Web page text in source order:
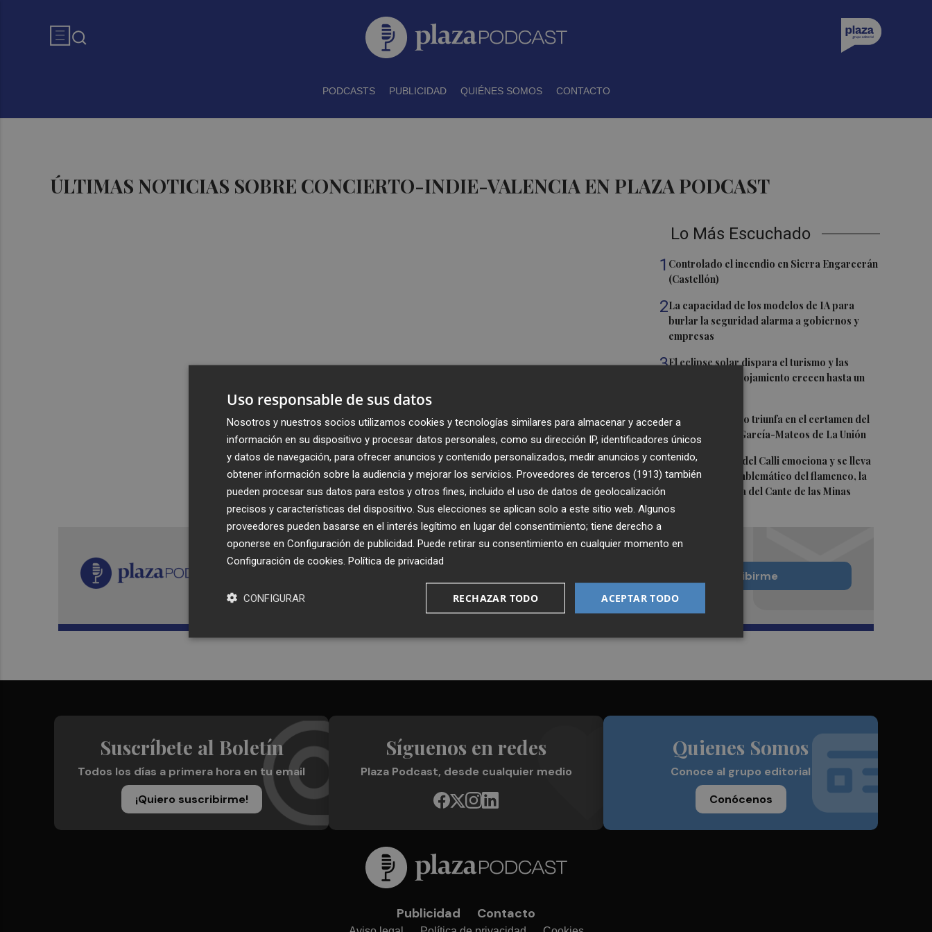
PODCASTS PUBLICIDAD QUIÉNES SOMOS CONTACTO
ÚLTIMAS NOTICIAS SOBRE CONCIERTO-INDIE-VALENCIA EN PLAZA PODCAST
Lo Más Escuchado
1 Controlado el incendio en Sierra Engarcerán
(Castellón)
2La capacidad de los modelos de IA para
burlar la seguridad alarma a gobiernos y
empresas
3El eclipse solar dispara el turismo y las
búsquedas de alojamiento crecen hasta un
4El cubano Papillo triunfa en el certamen del
Trovo Pascual García-Mateos de La Unión
5El cantaor Rafa del Calli emociona y se lleva
el trofeo más emblemático del flamenco, la
Lámpara Minera del Cante de las Minas
Recibe toda la actualidad de
Plaza Podcast en tu correo
Quiero suscribirme
Suscríbete al Boletín
Todos los días a primera hora en tu email
¡Quiero suscribirme!
Síguenos en redes
Plaza Podcast, desde cualquier medio
Quienes Somos
Conoce al grupo editorial
Conócenos
Publicidad Contacto
Uso responsable de sus datos
Nosotros y nuestros socios utilizamos cookies y tecnologías similares para almacenar y acceder a
información en su dispositivo y procesar datos personales, como su dirección IP, identificadores únicos
y datos de navegación, para ofrecer anuncios y contenido personalizados, medir anuncios y contenido,
obtener información sobre la audiencia y mejorar los servicios. Proveedores de terceros (1913) también
pueden procesar sus datos para estos y otros fines, incluido el uso de datos de geolocalización
precisos y características del dispositivo. Sus elecciones se aplican solo a este sitio web. Algunos
proveedores pueden basarse en el interés legítimo en lugar del consentimiento; tiene derecho a
oponerse en Configuración de publicidad . Puede retirar su consentimiento en cualquier momento en
Configuración de cookies Política de privacidad
ACEPTAR TODO
RECHAZAR TODO
CONFIGURAR